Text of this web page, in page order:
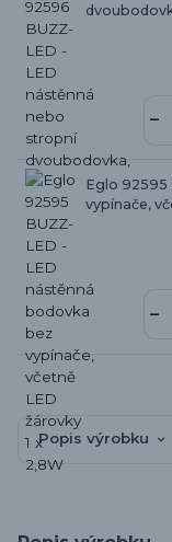
Eglo 92595
vypínače,
Popis výrobku